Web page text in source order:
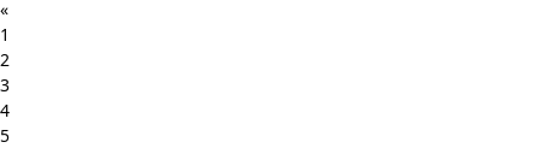
«
1
2
3
4
5